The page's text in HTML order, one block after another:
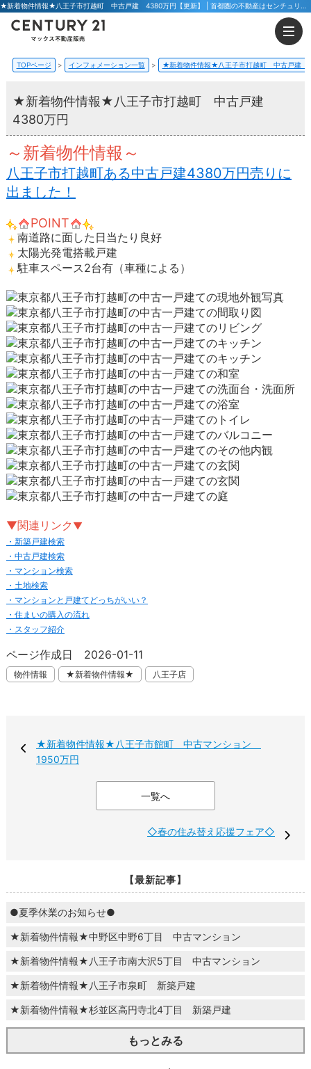
TOPページ インフォメーション一覧 ★新着物件情報★八王子市打越町 中古戸建
★新着物件情報★八王子市打越町 中古戸建
4380万円
～新着物件情報～
八王子市打越町ある中古戸建4380万円売りに
出ました！
POINT
南道路に面した日当たり良好
太陽光発電搭載戸建
駐車スペース2台有（車種による）
▼関連リンク ▼
・新築戸建検索
・中古戸建検索
・マンション検索
・土地検索
・マンションと戸建てどっちがいい？
・住まいの購入の流れ
・スタッフ紹介
ページ作成日 2026-01-11
物件情報 ★新着物件情報★ 八王子店
★新着物件情報★八王子市館町 中古マンション
1950万円
一覧へ
◇春の住み替え応援フェア◇
【最新記事】
●夏季休業のお知らせ●
★新着物件情報★中野区中野6丁目 中古マンション
★新着物件情報★八王子市南大沢5丁目 中古マンション
★新着物件情報★八王子市泉町 新築戸建
★新着物件情報★杉並区高円寺北4丁目 新築戸建
もっとみる